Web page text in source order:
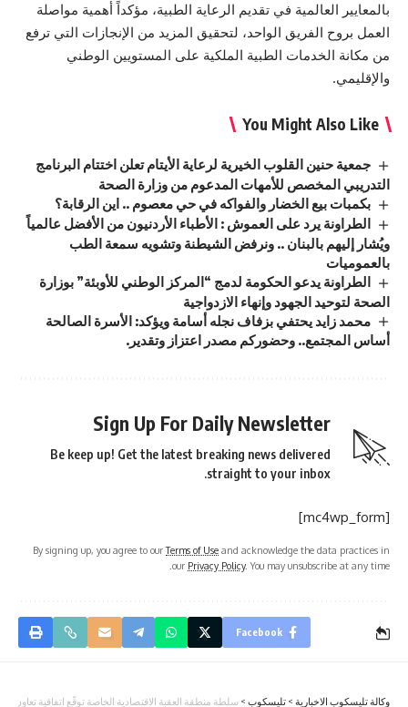
بالمعايير العالمية في تقديم الرعاية الطبية، مؤكداً أهمية مواصلة
العمل بروح الفريق الواحد، لتحقيق المزيد من الإنجازات التي ترفع
من مكانة الخدمات الطبية الملكية على المستويين الوطني
والإقليمي.
You Might Also Like
جمعية حنين القلوب الخيرية لرعاية الأيتام تعلن اختتام البرنامج
التدريبي المخصص للأمهات المدعوم من وزارة الصحة
بكمبات بيع الخضار والفواكه في حي معصوم .. اين الرقابة؟
الطراونة يرد على العموش : الأطباء الأردنيون من الأفضل عالمياً
ويُشار إليهم بالبنان .. ونرفض الشيطنة وتشويه سمعة الطب
بالعموميات
الطراونة يدعو الحكومة لدمج “المركز الوطني للأوبئة” بوزارة
الصحة لتوحيد الجهود وإنهاء الازدواجية
محمد زايد يحتفي بزفاف نجله أسامة ويؤكد: الأسرة الصالحة
أساس المجتمع.. وحضوركم مصدر اعتزاز وتقدير.
Sign Up For Daily Newsletter
Be keep up! Get the latest breaking news delivered
straight to your inbox.
[mc4wp_form]
By signing up, you agree to ourTerms of Use and acknowledge the data practices in
our Privacy Policy. You may unsubscribe at any time.
Facebook
وكالة تليسكوب الاخبارية > تليسكوب > سلطة منطقة العقبة الاقتصادية الخاصة توقّع اتفاقية تعاون